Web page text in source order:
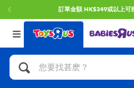
訂單金額 HK$349或以上可
返回
分類目錄
人氣英雄,角色扮演,射
返回
品牌
Brunch Brother 早午餐
返回
年齢
0~2歳